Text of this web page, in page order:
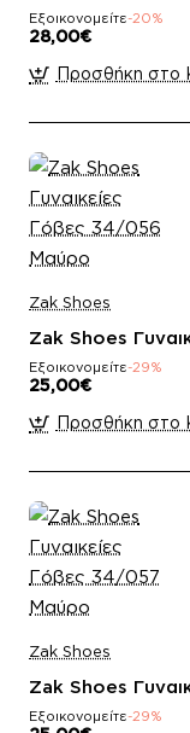
Εξοικονομείτε-20%
28,00€
Προσθήκη στο
Zak Shoes
Εξοικονομείτε-29%
25,00€
Προσθήκη στο
Zak Shoes
Εξοικονομείτε-29%